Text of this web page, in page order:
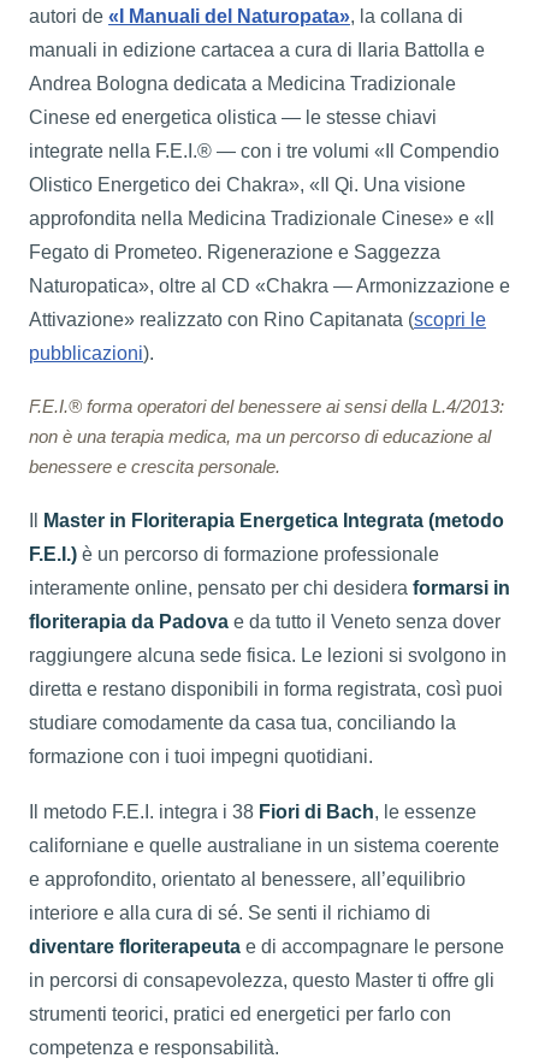
autori de «I Manuali del Naturopata», la collana di
manuali in edizione cartacea a cura di Ilaria Battolla e
Andrea Bologna dedicata a Medicina Tradizionale
Cinese ed energetica olistica — le stesse chiavi
integrate nella F.E.I.® — con i tre volumi «Il Compendio
Olistico Energetico dei Chakra», «Il Qi. Una visione
approfondita nella Medicina Tradizionale Cinese» e «Il
Fegato di Prometeo. Rigenerazione e Saggezza
Naturopatica», oltre al CD «Chakra — Armonizzazione e
Attivazione» realizzato con Rino Capitanata (scopri le
pubblicazioni).
F.E.I.® forma operatori del benessere ai sensi della L.4/2013:
non è una terapia medica, ma un percorso di educazione al
benessere e crescita personale.
Master in Floriterapia Energetica Integrata (metodo
F.E.I.) è un percorso di formazione professionale
interamente online, pensato per chi desidera formarsi in
floriterapia da Padova e da tutto il Veneto senza dover
raggiungere alcuna sede fisica. Le lezioni si svolgono in
diretta e restano disponibili in forma registrata, così puoi
studiare comodamente da casa tua, conciliando la
formazione con i tuoi impegni quotidiani.
Il metodo F.E.I. integra i 38 Fiori di Bach, le essenze
californiane e quelle australiane in un sistema coerente
e approfondito, orientato al benessere, all’equilibrio
interiore e alla cura di sé. Se senti il richiamo di
diventare floriterapeuta e di accompagnare le persone
in percorsi di consapevolezza, questo Master ti offre gli
strumenti teorici, pratici ed energetici per farlo con
competenza e responsabilità.